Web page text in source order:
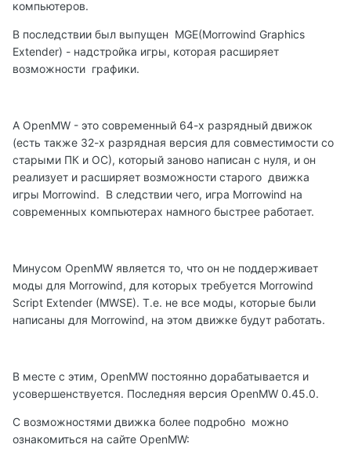
компьютеров.
В последствии был выпущен MGE(Morrowind Graphics
Extender) - надстройка игры, которая расширяет
возможности графики.
А OpenMW - это современный 64-х разрядный движок
(есть также 32-х разрядная версия для совместимости со
старыми ПК и ОС), который заново написан с нуля, и он
реализует и расширяет возможности старого движка
игры Morrowind. В следствии чего, игра Morrowind на
современных компьютерах намного быстрее работает.
Минусом OpenMW является то, что он не поддерживает
моды для Morrowind, для которых требуется Morrowind
Script Extender (MWSE). Т.е. не все моды, которые были
написаны для Morrowind, на этом движке будут работать.
В месте с этим, OpenMW постоянно дорабатывается и
усовершенствуется. Последняя версия OpenMW 0.45.0.
С возможностями движка более подробно можно
ознакомиться на сайте OpenMW: